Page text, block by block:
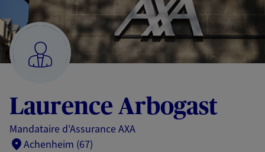
au
pied
de
page
Laurence Arbogast
Mandataire d'Assurance AXA
Achenheim (67)